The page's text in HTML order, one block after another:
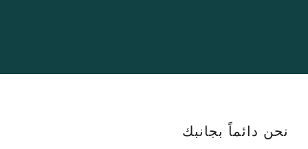
نحن دائماً بجانبك